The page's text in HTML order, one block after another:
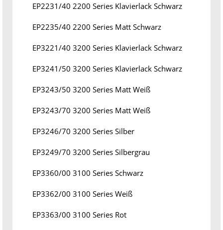
EP2231/40 2200 Series Klavierlack Schwarz
EP2235/40 2200 Series Matt Schwarz
EP3221/40 3200 Series Klavierlack Schwarz
EP3241/50 3200 Series Klavierlack Schwarz
EP3243/50 3200 Series Matt Weiß
EP3243/70 3200 Series Matt Weiß
EP3246/70 3200 Series Silber
EP3249/70 3200 Series Silbergrau
EP3360/00 3100 Series Schwarz
EP3362/00 3100 Series Weiß
EP3363/00 3100 Series Rot